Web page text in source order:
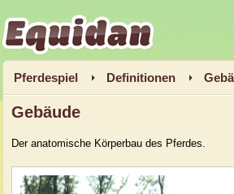
Equidan
Pferdespiel Definitionen
Gebäude
Der anatomische Körperbau des Pferdes.